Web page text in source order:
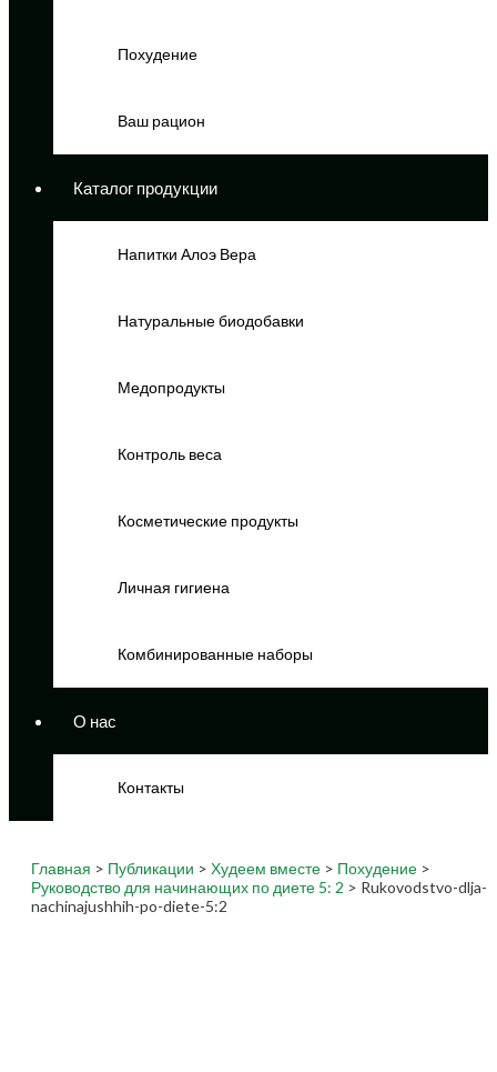
Похудение
Ваш рацион
Каталог продукции
Напитки Алоэ Вера
Натуральные биодобавки
Медопродукты
Контроль веса
Косметические продукты
Личная гигиена
Комбинированные наборы
О нас
Контакты
Главная > Публикации > Худеем вместе > Похудение >
Руководство для начинающих по диете 5: 2 > Rukovodstvo-dlja-
nachinajushhih-po-diete-5:2